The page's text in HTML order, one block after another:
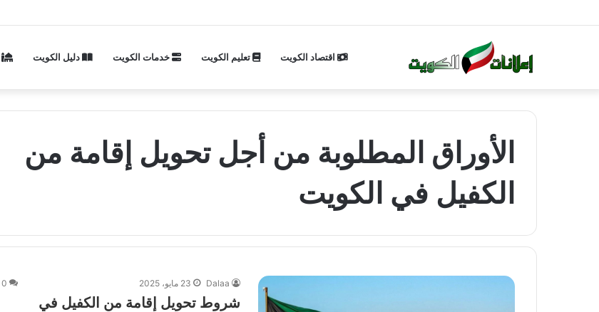
اقتصاد الكويت تعليم الكويت خدمات الكويت دليل الكويت
الأوراق المطلوبة من أجل تحويل إقامة من
الكفيل في الكويت
Dalaa 23 مايو، 2025 0
شروط تحويل إقامة من الكفيل في